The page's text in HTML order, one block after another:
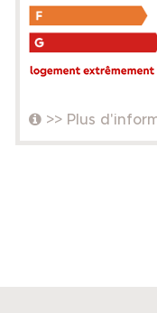
>> Plus